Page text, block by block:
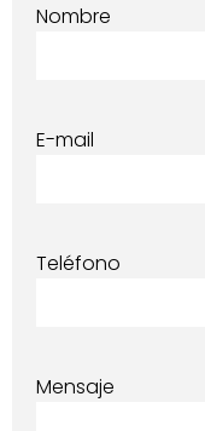
Nombre
E-mail
Teléfono
Mensaje